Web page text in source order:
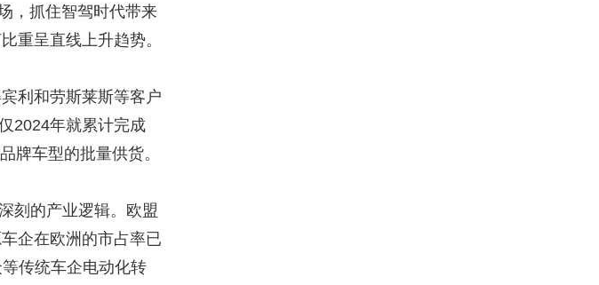
，抓住智驾时代带来
重呈直线上升趋势。
利和劳斯莱斯等客户
2024年就累计完成
牌车型的批量供货。
刻的产业逻辑。欧盟
企在欧洲的市占率已
传统车企电动化转